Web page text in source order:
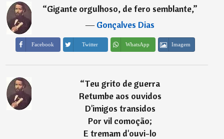
“Gigante orgulhoso, de fero semblante,”
―Gonçalves Dias
Facebook Twitter WhatsApp Imagem
“Teu grito de guerra
Retumbe aos ouvidos
D'imigos transidos
Por vil comoção;
E tremam d'ouvi-lo